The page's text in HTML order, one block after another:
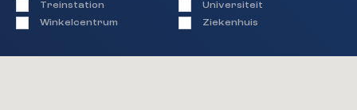
Treinstation
Universiteit
Winkelcentrum
Ziekenhuis